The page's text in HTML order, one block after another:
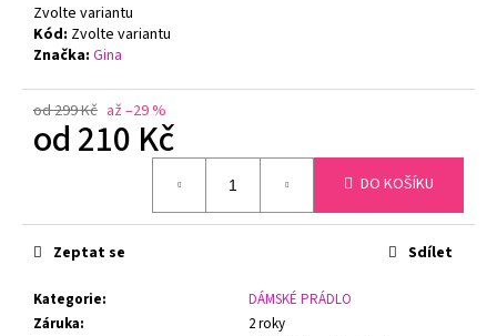
Zvolte variantu
Kód: Zvolte variantu
Značka: Gina
od 299 Kč až –29 %
od210 Kč
DO KOŠÍKU
Kategorie:
DÁMSKÉ PRÁDLO
Záruka:
2 roky
Zeptat se Sdílet
PODPRSENKA
MINIMIZER
NATURANA
5063
Kč